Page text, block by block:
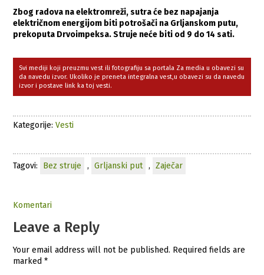
Zbog radova na elektromreži, sutra će bez napajanja
električnom energijom biti potrošači na Grljanskom putu,
prekoputa Drvoimpeksa. Struje neće biti od 9 do 14 sati.
Svi mediji koji preuzmu vest ili fotografiju sa portala Za media u obavezi su
da navedu izvor. Ukoliko je preneta integralna vest,u obavezi su da navedu
izvor i postave link ka toj vesti.
Kategorije:Vesti
Tagovi: Bez struje , Grljanski put , Zaječar
Komentari
Leave a Reply
Your email address will not be published. Required fields are
marked*